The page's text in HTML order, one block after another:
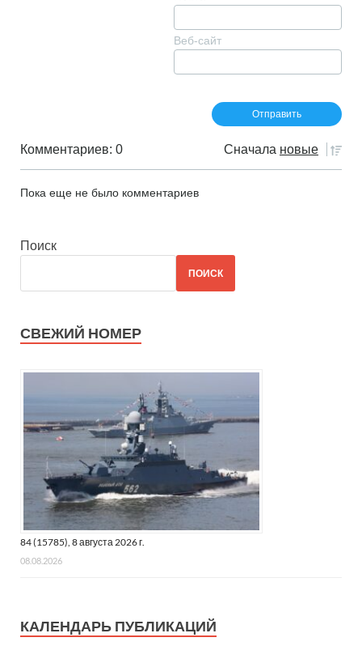
Веб-сайт
Комментариев: 0 Сначала новые
Пока еще не было комментариев
Поиск
ПОИСК
СВЕЖИЙ НОМЕР
84 (15785), 8 августа 2026 г.
08.08.2026
КАЛЕНДАРЬ ПУБЛИКАЦИЙ